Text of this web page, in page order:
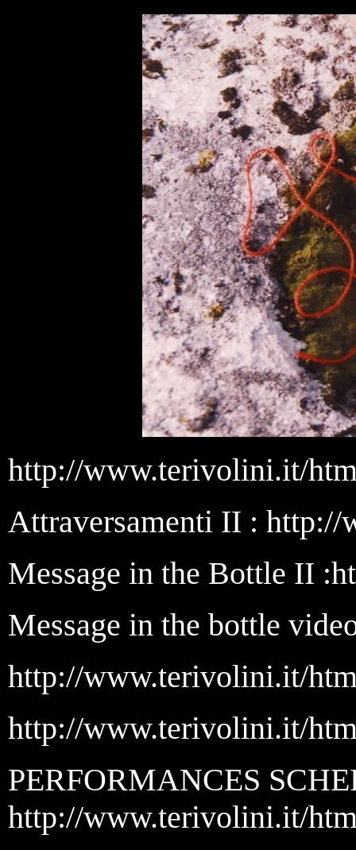
http://www.terivolini.it/
Attraversamenti II :
Message in the Bottle II :
Message in the bottle
http://www.terivolini.it/
http://www.terivolini.it/
PERFORMANCES
http://www.terivolini.it/